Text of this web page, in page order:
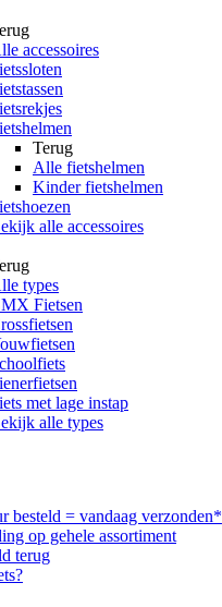
accessoires
Terug
Alle fietshelmen
Kinder fietshelmen
alle accessoires
types
Fietsen
met lage instap
alle types
besteld = vandaag verzonden*
op gehele assortiment
terug